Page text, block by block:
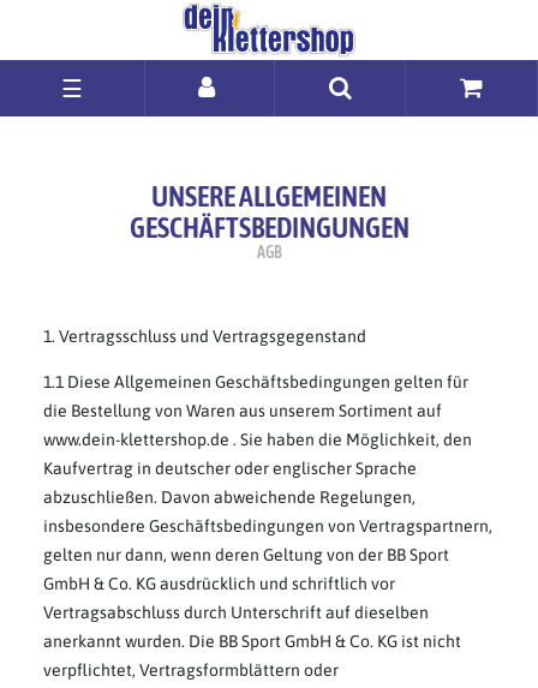
☰
UNSERE ALLGEMEINEN
GESCHÄFTSBEDINGUNGEN
AGB
1. Vertragsschluss und Vertragsgegenstand
1.1 Diese Allgemeinen Geschäftsbedingungen gelten für
die Bestellung von Waren aus unserem Sortiment auf
www.dein-klettershop.de . Sie haben die Möglichkeit, den
Kaufvertrag in deutscher oder englischer Sprache
abzuschließen. Davon abweichende Regelungen,
insbesondere Geschäftsbedingungen von Vertragspartnern,
gelten nur dann, wenn deren Geltung von der BB Sport
GmbH & Co. KG ausdrücklich und schriftlich vor
Vertragsabschluss durch Unterschrift auf dieselben
anerkannt wurden. Die BB Sport GmbH & Co. KG ist nicht
verpflichtet, Vertragsformblättern oder